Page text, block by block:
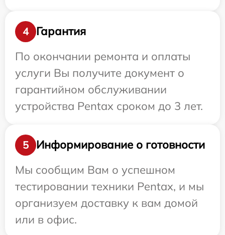
4
Гарантия
По окончании ремонта и оплаты
услуги Вы получите документ о
гарантийном обслуживании
устройства Pentax сроком до 3 лет.
5
Информирование о готовности
Мы сообщим Вам о успешном
тестировании техники Pentax, и мы
организуем доставку к вам домой
или в офис.